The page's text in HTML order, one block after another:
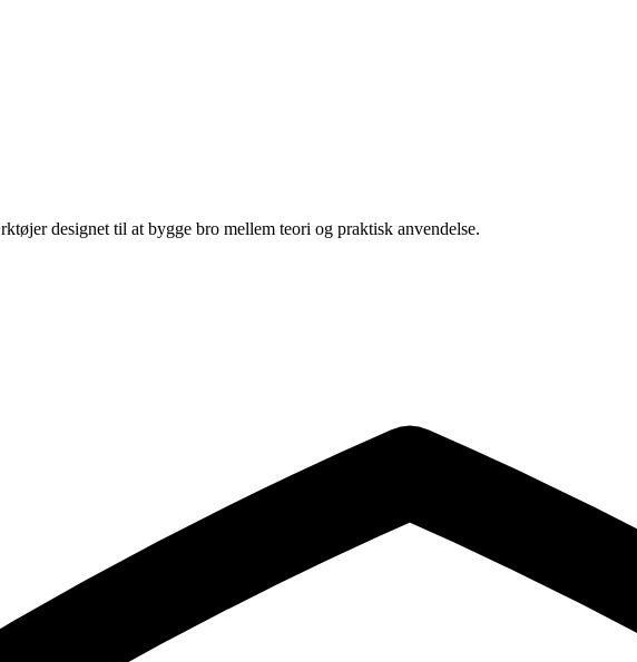
designet til at bygge bro mellem teori og praktisk anvendelse.